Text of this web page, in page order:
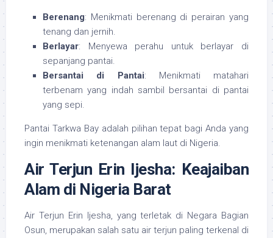
Berenang: Menikmati berenang di perairan yang
tenang dan jernih.
Berlayar: Menyewa perahu untuk berlayar di
sepanjang pantai.
Bersantai di Pantai: Menikmati matahari
terbenam yang indah sambil bersantai di pantai
yang sepi.
Pantai Tarkwa Bay adalah pilihan tepat bagi Anda yang
ingin menikmati ketenangan alam laut di Nigeria.
Air Terjun Erin Ijesha: Keajaiban
Alam di Nigeria Barat
Air Terjun Erin Ijesha, yang terletak di Negara Bagian
Osun, merupakan salah satu air terjun paling terkenal di